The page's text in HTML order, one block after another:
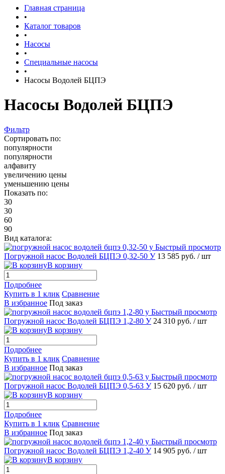
Главная страница
•
Каталог товаров
•
Насосы
•
Специальные насосы
•
Насосы Водолей БЦПЭ
Насосы Водолей БЦПЭ
Фильтр
Сортировать по:
популярности
популярности
алфавиту
увеличению цены
уменьшению цены
Показать по:
30
30
60
90
Вид каталога:
Быстрый просмотр
Погружной насос Водолей БЦПЭ 0,32-50 У 13 585 руб. / шт
В корзину
Подробнее
Купить в 1 клик Сравнение
В избранное Под заказ
Быстрый просмотр
Погружной насос Водолей БЦПЭ 1,2-80 У 24 310 руб. / шт
В корзину
Подробнее
Купить в 1 клик Сравнение
В избранное Под заказ
Быстрый просмотр
Погружной насос Водолей БЦПЭ 0,5-63 У 15 620 руб. / шт
В корзину
Подробнее
Купить в 1 клик Сравнение
В избранное Под заказ
Быстрый просмотр
Погружной насос Водолей БЦПЭ 1,2-40 У 14 905 руб. / шт
В корзину